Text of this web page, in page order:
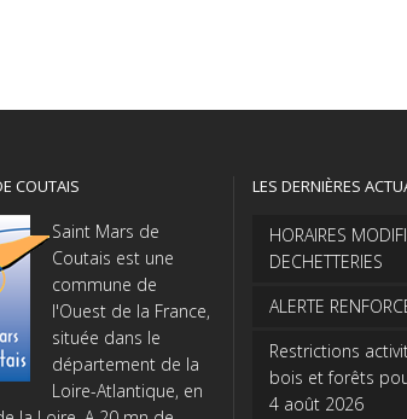
COUTAIS
Saint Mars de
Coutais est une
commune de
l'Ouest de la France,
située dans le
département de la
Loire-Atlantique, en
LES DERNIÈRES
HORAIRES
DECHETTERIES
ALERTE
Restrictions
bois et forêts
4 août 2026